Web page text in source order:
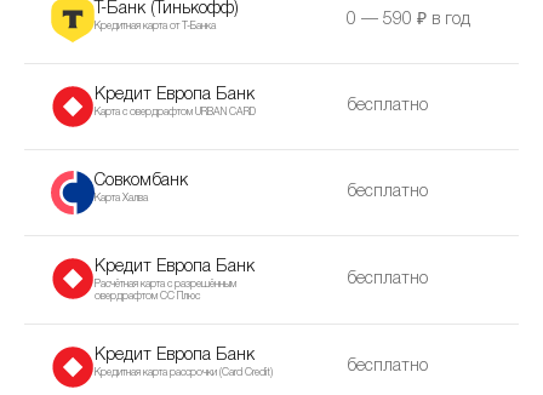
Т-Банк (Тинькофф)
Кредитная карта от Т-Банка 0 — 590 ₽ в год
Кредит Европа Банк
Карта с овердрафтом URBAN CARD бесплатно
Совкомбанк
Карта Халва бесплатно
Кредит Европа Банк
Расчётная карта с разрешённым
овердрафтом CC Плюс
бесплатно
Кредит Европа Банк
Кредитная карта рассрочки (Сard Сredit) бесплатно